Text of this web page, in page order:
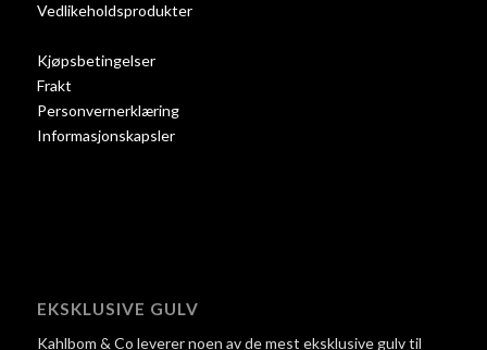
Vedlikeholdsprodukter
Kjøpsbetingelser
Frakt
Personvernerklæring
Informasjonskapsler
EKSKLUSIVE GULV
Kahlbom & Co leverer noen av de mest eksklusive gulv til